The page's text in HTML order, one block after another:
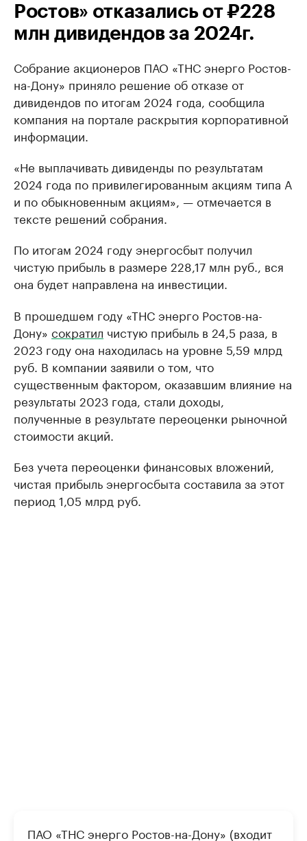
Ростов» отказались от ₽228
млн дивидендов за 2024г.
Собрание акционеров ПАО «ТНС энерго Ростов-
на-Дону» приняло решение об отказе от
дивидендов по итогам 2024 года, сообщила
компания на портале раскрытия корпоративной
информации.
«Не выплачивать дивиденды по результатам
2024 года по привилегированным акциям типа А
и по обыкновенным акциям», — отмечается в
тексте решений собрания.
По итогам 2024 году энергосбыт получил
чистую прибыль в размере 228,17 млн руб., вся
она будет направлена на инвестиции.
В прошедшем году «ТНС энерго Ростов-на-
Дону» сократил чистую прибыль в 24,5 раза, в
2023 году она находилась на уровне 5,59 млрд
руб. В компании заявили о том, что
существенным фактором, оказавшим влияние на
результаты 2023 года, стали доходы,
полученные в результате переоценки рыночной
стоимости акций.
Без учета переоценки финансовых вложений,
чистая прибыль энергосбыта составила за этот
период 1,05 млрд руб.
ПАО «ТНС энерго Ростов-на-Дону» (входит